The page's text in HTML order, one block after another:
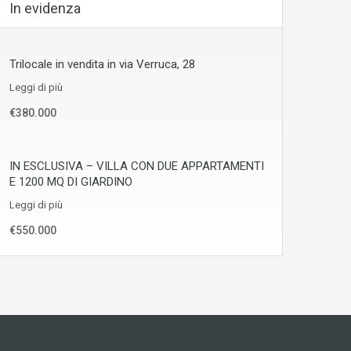
In evidenza
Trilocale in vendita in via Verruca, 28
Leggi di più
€380.000
IN ESCLUSIVA – VILLA CON DUE APPARTAMENTI
E 1200 MQ DI GIARDINO
Leggi di più
€550.000